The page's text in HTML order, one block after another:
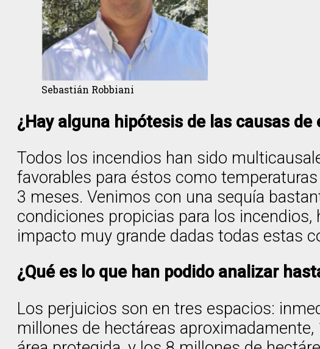
Sebastián Robbiani
¿Hay alguna hipótesis de las causas de
Todos los incendios han sido
favorables para éstos como
3 meses. Venimos con una sequía
condiciones propicias para los
impacto muy grande dadas todas estas
¿Qué es lo que han podido analizar
Los perjuicios son en tres espacios:
millones de hectáreas